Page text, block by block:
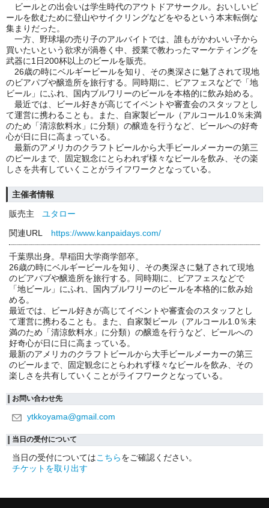
ビールとの出会いは学生時代のアウトドアサークル。おいしいビ
ールを飲むために登山やサイクリングなどをやるという本末転倒な
集まりだった。
一方、野球場の売り子のアルバイトでは、誰もがかわいい子から
買いたいという欲求が渦巻く中、授業で教わったマーケティングを
武器に1日200杯以上のビールを販売。
26歳の時にベルギービールを知り、その奥深さに魅了されて現地
のビアパブや醸造所を旅行する。同時期に、ビアフェスなどで「地
ビール」にふれ、国内ブルワリーのビールを本格的に飲み始める。
最近では、ビール好きが高じてイベントや審査会のスタッフとし
て運営に携わることも。また、自家製ビール（アルコール1.0％未満
のため「清涼飲料水」に分類）の醸造を行うなど、ビールへの好奇
心が日に日に高まっている。
最新のアメリカのクラフトビールから大手ビールメーカーの第三
のビールまで、固定観念にとらわれず様々なビールを飲み、その楽
しさを共有していくことがライフワークとなっている。
主催者情報
販売主
ユタロー
関連URL
https://www.kanpaidays.com/
千葉県出身。早稲田大学商学部卒。
26歳の時にベルギービールを知り、その奥深さに魅了されて現地
のビアパブや醸造所を旅行する。同時期に、ビアフェスなどで
「地ビール」にふれ、国内ブルワリーのビールを本格的に飲み始
める。
最近では、ビール好きが高じてイベントや審査会のスタッフとし
て運営に携わることも。また、自家製ビール（アルコール1.0％未
満のため「清涼飲料水」に分類）の醸造を行うなど、ビールへの
好奇心が日に日に高まっている。
最新のアメリカのクラフトビールから大手ビールメーカーの第三
のビールまで、固定観念にとらわれず様々なビールを飲み、その
楽しさを共有していくことがライフワークとなっている。
お問い合わせ先
ytkkoyama@gmail.com
当日の受付について
当日の受付についてはこちらをご確認ください。
チケットを取り出す